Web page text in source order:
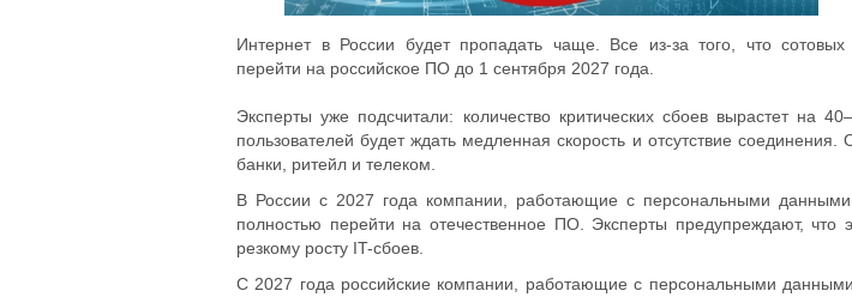
Интернет в России будет пропадать чаще. Все из-за того, что сотовых
перейти на российское ПО до 1 сентября 2027 года.
Эксперты уже подсчитали: количество критических сбоев вырастет на
пользователей будет ждать медленная скорость и отсутствие соединения.
банки, ритейл и телеком.
В России с 2027 года компании, работающие с персональными
полностью перейти на отечественное ПО. Эксперты предупреждают, что
резкому росту IT-сбоев.
С 2027 года российские компании, работающие с персональными